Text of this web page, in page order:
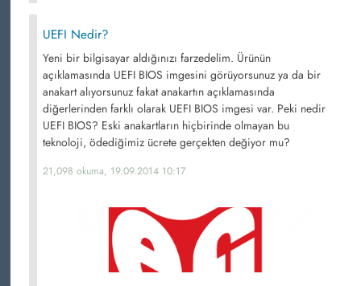
UEFI Nedir?
Yeni bir bilgisayar aldığınızı farzedelim. Ürünün
açıklamasında UEFI BIOS imgesini görüyorsunuz ya da bir
anakart alıyorsunuz fakat anakartın açıklamasında
diğerlerinden farklı olarak UEFI BIOS imgesi var. Peki nedir
UEFI BIOS? Eski anakartların hiçbirinde olmayan bu
teknoloji, ödediğimiz ücrete gerçekten değiyor mu?
21,098 okuma, 19.09.2014 10:17